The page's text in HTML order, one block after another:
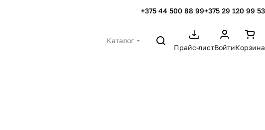
+375 44 500 88 99+375 29 120 99 53
Каталог
Прайс-листВойтиКорзина